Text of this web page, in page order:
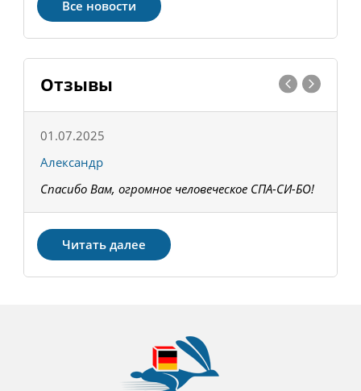
Все новости
Отзывы
01.07.2025
Александр
Спасибо Вам, огромное человеческое СПА-СИ-БО!
Читать далее